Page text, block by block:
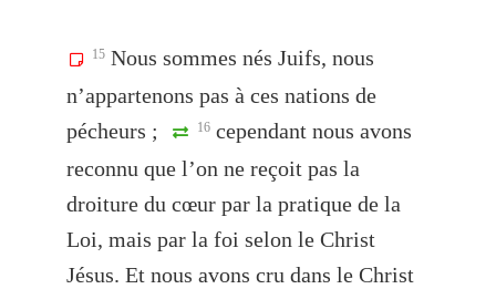
15 Nous sommes nés Juifs, nous
n’appartenons pas à ces nations de
pécheurs ;
16 cependant nous avons
reconnu que l’on ne reçoit pas la
droiture du cœur par la pratique de la
Loi, mais par la foi selon le Christ
Jésus. Et nous avons cru dans le Christ